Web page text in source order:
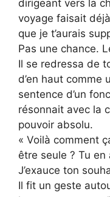
dirigeant vers la
voyage faisait
que je t’aurais
Pas une chance.
Il se redressa de
d’en haut comme
sentence d’un
résonnait avec la
pouvoir absolu.
« Voilà comment
être seule ? Tu
J’exauce ton
Il fit un geste